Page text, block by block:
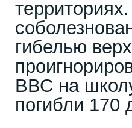
гибелью
ВВС на
погибли 170